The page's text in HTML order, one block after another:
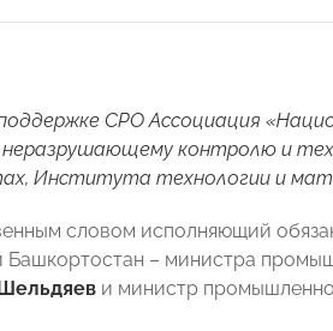
СРО Ассоциация
контролю и
Института технологии и
словом исполняющий
Башкортостан – министра
и министр